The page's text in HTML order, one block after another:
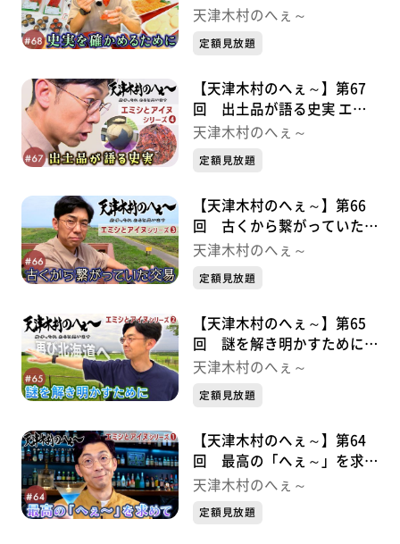
エミシとアイヌシリーズ⑤
天津木村のへぇ～
定額見放題
【天津木村のへぇ～】第67
回 出土品が語る史実 エミ
シとアイヌシリーズ➃
天津木村のへぇ～
定額見放題
【天津木村のへぇ～】第66
回 古くから繋がっていた交
易 エミシとアイヌシリーズ
天津木村のへぇ～
定額見放題
【天津木村のへぇ～】第65
回 謎を解き明かすために
エミシとアイヌシリーズ②
天津木村のへぇ～
定額見放題
【天津木村のへぇ～】第64
回 最高の「へぇ～」を求め
て エミシとアイヌシリーズ➀
天津木村のへぇ～
定額見放題